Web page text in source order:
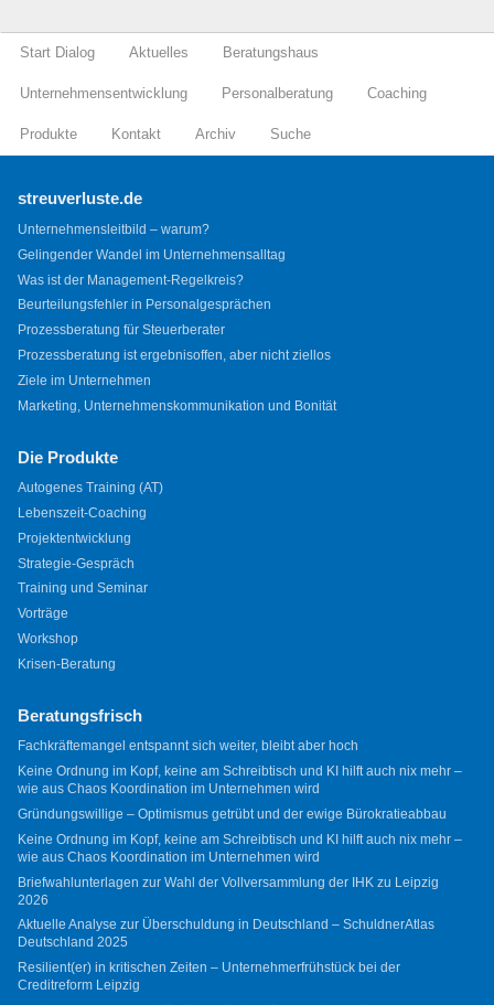
Start Dialog Aktuelles Beratungshaus
Unternehmensentwicklung Personalberatung Coaching
Produkte Kontakt Archiv Suche
streuverluste.de
Unternehmensleitbild – warum?
Gelingender Wandel im Unternehmensalltag
Was ist der Management-Regelkreis?
Beurteilungsfehler in Personalgesprächen
Prozessberatung für Steuerberater
Prozessberatung ist ergebnisoffen, aber nicht ziellos
Ziele im Unternehmen
Marketing, Unternehmenskommunikation und Bonität
Die Produkte
Autogenes Training (AT)
Lebenszeit-Coaching
Projektentwicklung
Strategie-Gespräch
Training und Seminar
Vorträge
Workshop
Krisen-Beratung
Beratungsfrisch
Fachkräftemangel entspannt sich weiter, bleibt aber hoch
Keine Ordnung im Kopf, keine am Schreibtisch und KI hilft auch nix mehr –
wie aus Chaos Koordination im Unternehmen wird
Gründungswillige – Optimismus getrübt und der ewige Bürokratieabbau
Keine Ordnung im Kopf, keine am Schreibtisch und KI hilft auch nix mehr –
wie aus Chaos Koordination im Unternehmen wird
Briefwahlunterlagen zur Wahl der Vollversammlung der IHK zu Leipzig
2026
Aktuelle Analyse zur Überschuldung in Deutschland – SchuldnerAtlas
Deutschland 2025
Resilient(er) in kritischen Zeiten – Unternehmerfrühstück bei der
Creditreform Leipzig